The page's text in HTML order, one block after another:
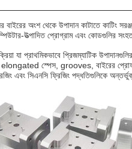
বাইরের অংশ থেকে উপাদান কাটাতে
উত্পাদিত প্রোগ্রাম এবং কোডগুলির
যা প্রাথমিকভাবে প্রিজম্যাটিক
elongated স্পেস, grooves, বাইরের
এবং সিএনসি ফ্রিজিং পদ্ধতিগুলিকে